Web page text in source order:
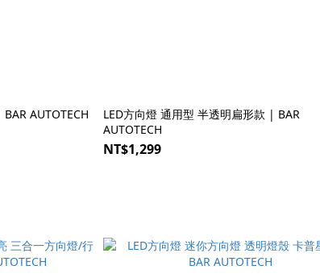
AUTOTECH
LED方向燈 通用型 半透明扁形款 | BAR
AUTOTECH
NT$1,299